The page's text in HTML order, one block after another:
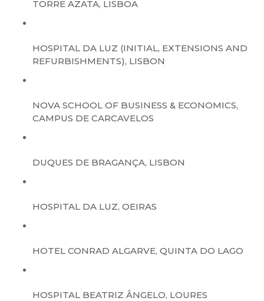
TORRE AZATA, LISBOA
HOSPITAL DA LUZ (INITIAL, EXTENSIONS AND
REFURBISHMENTS), LISBON
NOVA SCHOOL OF BUSINESS & ECONOMICS,
CAMPUS DE CARCAVELOS
DUQUES DE BRAGANÇA, LISBON
HOSPITAL DA LUZ, OEIRAS
HOTEL CONRAD ALGARVE, QUINTA DO LAGO
HOSPITAL BEATRIZ ÂNGELO, LOURES